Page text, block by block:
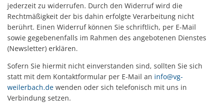
jederzeit zu widerrufen. Durch den Widerruf wird die
Rechtmäßigkeit der bis dahin erfolgte Verarbeitung nicht
berührt. Einen Widerruf können Sie schriftlich, per E-Mail
sowie gegebenenfalls im Rahmen des angebotenen Dienstes
(Newsletter) erklären.
Sofern Sie hiermit nicht einverstanden sind, sollten Sie sich
statt mit dem Kontaktformular per E-Mail an info@vg-
weilerbach.de wenden oder sich telefonisch mit uns in
Verbindung setzen.